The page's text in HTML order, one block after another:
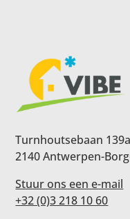
Turnhoutsebaan 139a
2140 Antwerpen-
Stuur ons een e-mail
+32 (0)3 218 10 60